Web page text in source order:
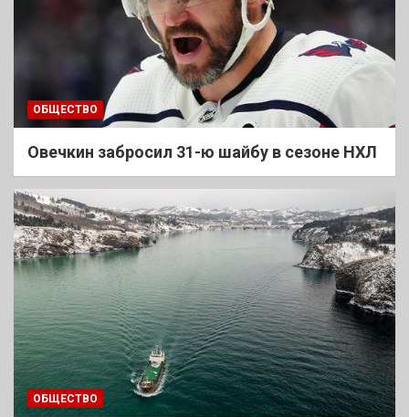
ОБЩЕСТВО
Овечкин забросил 31-ю шайбу в сезоне НХЛ
ОБЩЕСТВО